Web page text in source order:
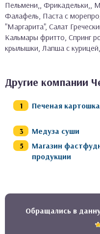
Пельмени,, Фрикадельки,,
Фалафель, Паста с
"Маргарита", Салат
Кальмары фритто, Спринг
крылышки, Лапша с
Другие компании
Печеная картошка
Медуза суши
Магазин
продукции
Обращались в